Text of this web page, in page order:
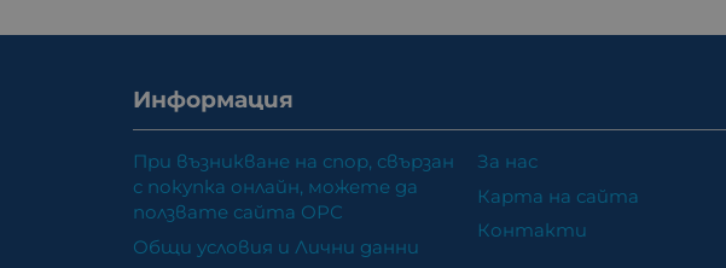
Информация
При възникване на спор, свързан
с покупка онлайн, можете да
ползвате сайта ОРС
Общи условия и Лични данни
За нас
Карта на сайта
Контакти